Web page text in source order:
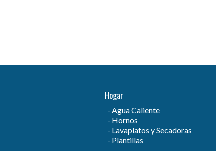
Hogar
Agua Caliente
Hornos
Lavaplatos y Secadoras
Plantillas